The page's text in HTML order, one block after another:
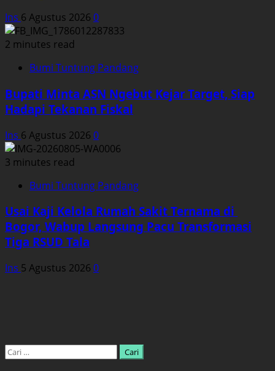
Ins 6 Agustus 2026 0
2 minutes read
Bumi Tuntung Pandang
Bupati Minta ASN Ngebut Kejar Target, Siap
Hadapi Tekanan Fiskal
Ins 6 Agustus 2026 0
3 minutes read
Bumi Tuntung Pandang
Usai Kaji Kelola Rumah Sakit Ternama di
Bogor, Wabup Langsung Pacu Transformasi
Tiga RSUD Tala
Ins 5 Agustus 2026 0
Cari